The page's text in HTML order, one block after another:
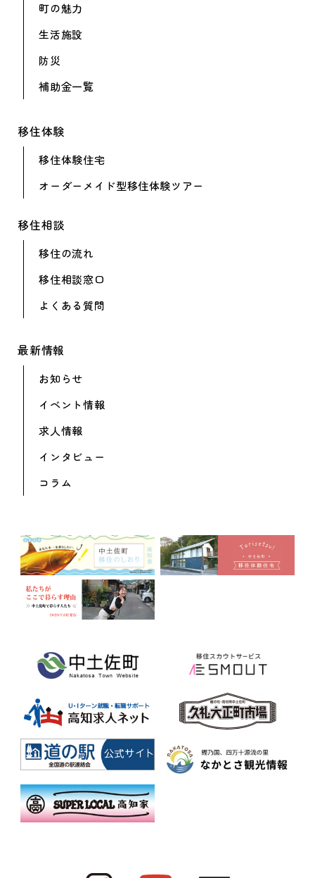
町の魅力
生活施設
防災
補助金一覧
移住体験
移住体験住宅
オーダーメイド型移住体験ツアー
移住相談
移住の流れ
移住相談窓口
よくある質問
最新情報
お知らせ
イベント情報
求人情報
インタビュー
コラム